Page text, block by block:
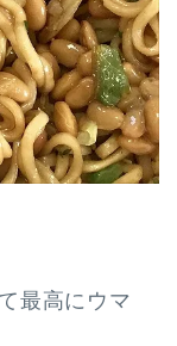
最高にウマ